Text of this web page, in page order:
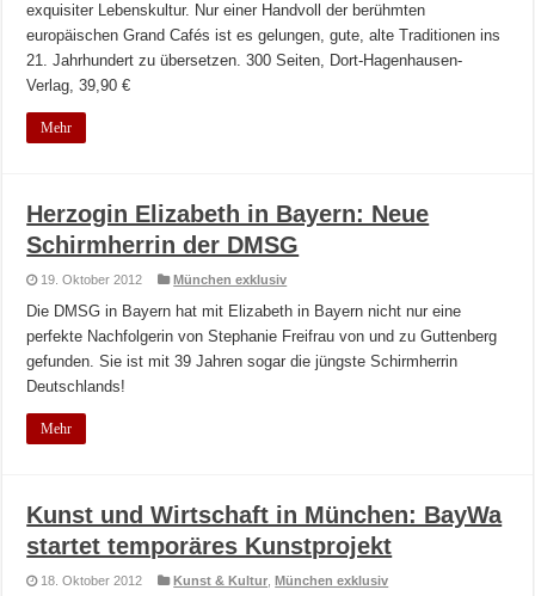
exquisiter Lebenskultur. Nur einer Handvoll der berühmten
europäischen Grand Cafés ist es gelungen, gute, alte Traditionen ins
21. Jahrhundert zu übersetzen. 300 Seiten, Dort-Hagenhausen-
Verlag, 39,90 €
Mehr
Herzogin Elizabeth in Bayern: Neue
Schirmherrin der DMSG
19. Oktober 2012 München exklusiv
Die DMSG in Bayern hat mit Elizabeth in Bayern nicht nur eine
perfekte Nachfolgerin von Stephanie Freifrau von und zu Guttenberg
gefunden. Sie ist mit 39 Jahren sogar die jüngste Schirmherrin
Deutschlands!
Mehr
Kunst und Wirtschaft in München: BayWa
startet temporäres Kunstprojekt
18. Oktober 2012 Kunst & Kultur ,München exklusiv